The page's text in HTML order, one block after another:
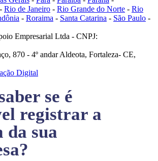
Rio de Janeiro - Rio Grande do Norte - Rio
- Roraima - Santa Catarina - São Paulo -
Empresarial Ltda - CNPJ:
870 - 4º andar Aldeota, Fortaleza- CE,
Digital
se é
registrar a
da sua